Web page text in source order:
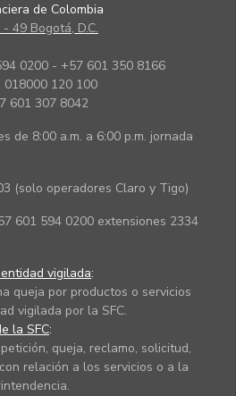
de Colombia
49 Bogotá, D.C.
0200 - +57 601 350 8166
018000 120 100
601 307 8042
de 8:00 a.m. a 6:00 p.m. jornada
(solo operadores Claro y Tigo)
601 594 0200 extensiones 2334
vigilada:
queja por productos o servicios
vigilada por la SFC.
la SFC:
queja, reclamo, solicitud,
relación a los servicios o a la